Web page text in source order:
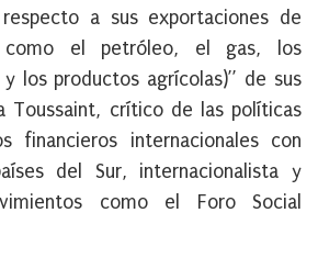
a sus exportaciones de
como el petróleo, el gas, los
los productos agrícolas)” de sus
Toussaint, crítico de las políticas
financieros internacionales con
del Sur, internacionalista y
como el Foro Social